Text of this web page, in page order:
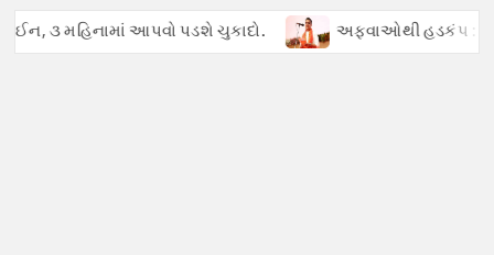
આપવો પડશે ચુકાદો. અફવાઓથી હડકંપ : પેટ્રોલ ખૂટ્યાની